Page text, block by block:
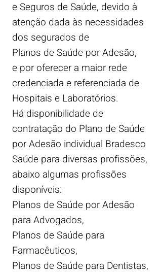
e Seguros de Saúde, devido à
atenção dada às necessidades
dos segurados de
Planos de Saúde por Adesão,
e por oferecer a maior rede
credenciada e referenciada de
Hospitais e Laboratórios.
Há disponibilidade de
contratação do Plano de Saúde
por Adesão individual Bradesco
Saúde para diversas profissões,
abaixo algumas profissões
disponíveis:
Planos de Saúde por Adesão
para Advogados,
Planos de Saúde para
Farmacêuticos,
Planos de Saúde para Dentistas,